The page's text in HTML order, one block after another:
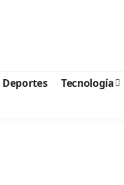
Deportes Tecnología